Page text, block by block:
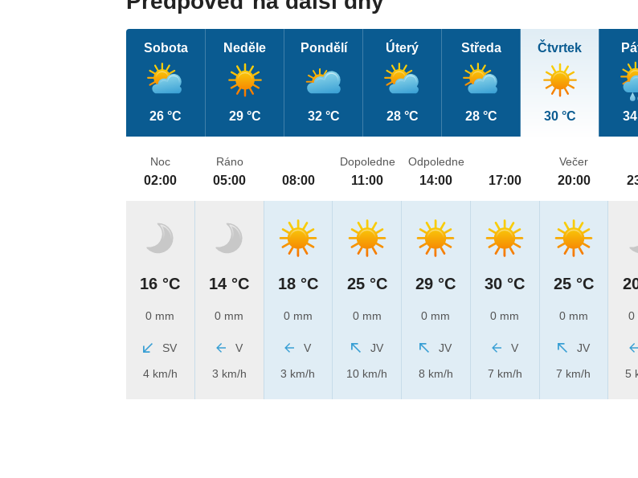
Sobota
26 °C
Neděle
29 °C
Pondělí
32 °C
Úterý
28 °C
Středa
28 °C
Čtvrtek
30 °C
Noc
02:00
16 °C
0 mm
SV
4 km/h
Ráno
05:00
14 °C
0 mm
V
3 km/h
08:00
18 °C
0 mm
V
3 km/h
Dopoledne
11:00
25 °C
0 mm
JV
10 km/h
Odpoledne
14:00
29 °C
0 mm
JV
8 km/h
17:00
30 °C
0 mm
V
7 km/h
Večer
20:00
25 °C
0 mm
JV
7 km/h
0
5